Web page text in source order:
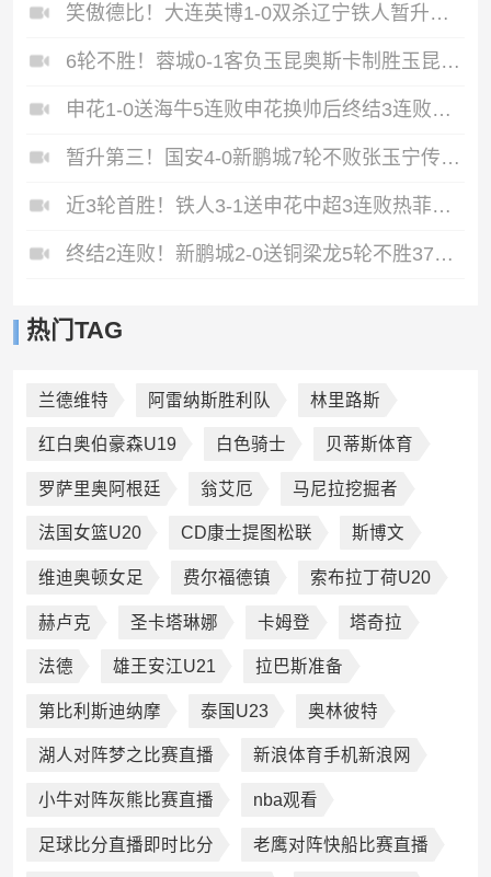
笑傲德比！大连英博1-0双杀辽宁铁人暂升第2斯坦丘远射制胜
6轮不胜！蓉城0-1客负玉昆奥斯卡制胜玉昆暂第三蓉城全场1射正
申花1-0送海牛5连败申花换帅后终结3连败阿苏埃助攻徐皓阳制胜
暂升第三！国安4-0新鹏城7轮不败张玉宁传射达万双响法比奥破门
近3轮首胜！铁人3-1送申花中超3连败热菲尼奥双响邦本宜裕传射
终结2连败！新鹏城2-0送铜梁龙5轮不胜37岁姜至鹏破门韦斯利建功
热门TAG
兰德维特 阿雷纳斯胜利队 林里路斯
红白奥伯豪森U19 白色骑士 贝蒂斯体育
罗萨里奥阿根廷 翁艾厄 马尼拉挖掘者
法国女篮U20 CD康士提图松联 斯博文
维迪奥顿女足 费尔福德镇 索布拉丁荷U20
赫卢克 圣卡塔琳娜 卡姆登 塔奇拉
法德 雄王安江U21 拉巴斯准备
第比利斯迪纳摩 泰国U23 奥林彼特
湖人对阵梦之比赛直播 新浪体育手机新浪网
小牛对阵灰熊比赛直播 nba观看
足球比分直播即时比分 老鹰对阵快船比赛直播